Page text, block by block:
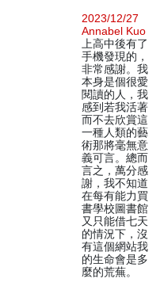
2023/12/27
Annabel Kuo
上高中後有了
手機發現的，
非常感謝。我
本身是個很愛
閱讀的人，我
感到若我活著
而不去欣賞這
一種人類的藝
術那將毫無意
義可言。總而
言之，萬分感
謝，我不知道
在每有能力買
書學校圖書館
又只能借七天
的情況下，沒
有這個網站我
的生命會是多
麼的荒蕪。